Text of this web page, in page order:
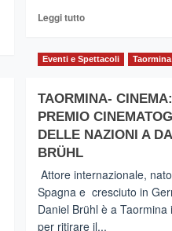
della
con
Ruggero
Leggi tuttoLeggi
su
Tra
i
vincitori
nazionale
“Comunità
Forestali
Sostenibili”
Eventi e Spettacoli Taormina
TAORMINA-
PREMIO
DELLE NAZIONI A
BRÜHL
Attore internazionale,
Spagna e cresciuto in
Daniel Brühl è a Taormina
per ritirare il...